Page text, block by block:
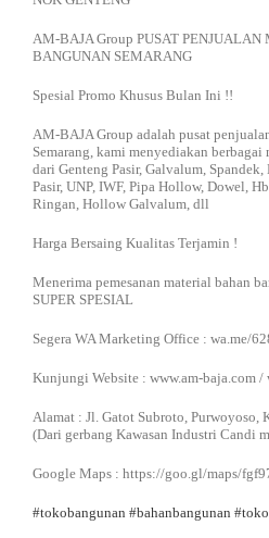
AM-BAJA Group PUSAT
BANGUNAN SEMARANG
Spesial Promo Khusus Bulan Ini !!
AM-BAJA Group adalah pusat
Semarang, kami menyediakan
dari Genteng Pasir, Galvalum,
Pasir, UNP, IWF, Pipa Hollow, Dowel,
Ringan, Hollow Galvalum, dll
Harga Bersaing Kualitas Terjamin !
Menerima pemesanan material bahan
SUPER SPESIAL
Segera WA Marketing Office : wa.me/
Kunjungi Website : www.am-baja.com
Alamat : Jl. Gatot Subroto, Purwoyoso,
(Dari gerbang Kawasan Industri Candi
Google Maps : https://goo.gl/maps/
#tokobangunan #bahanbangunan